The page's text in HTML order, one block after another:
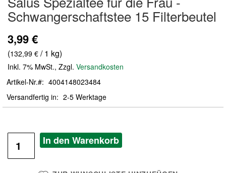
der
Bildergalerie
Schwangerschaftstee 15 Filterbeutel
3,99 €
(132,99 € / 1 kg)
Inkl. 7% MwSt., Zzgl. Versandkosten
Artikel-Nr.
4004148023484
Versandfertig in
2-5 Werktage
In den Warenkorb